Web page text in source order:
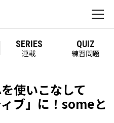
SERIES
連載
QUIZ
練習問題
使いこなして
ィブ」に！someと